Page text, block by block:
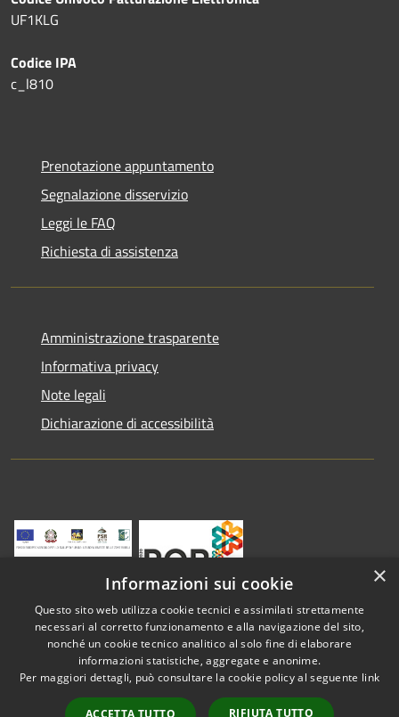
UF1KLG
Codice IPA
c_l810
Prenotazione appuntamento
Segnalazione disservizio
Leggi le FAQ
Richiesta di assistenza
Amministrazione trasparente
Informativa privacy
Note legali
Dichiarazione di accessibilità
Accessibilità
Copyright © 2026 • Comune di
Vestenanova • Powered by
Municipium• Accesso
×
Informazioni sui cookie
Questo sito web utilizza cookie tecnici e assimilati strettamente
necessari al corretto funzionamento e alla navigazione del sito,
nonché un cookie tecnico analitico al solo fine di elaborare
informazioni statistiche, aggregate e anonime.
Per maggiori dettagli, può consultare la cookie policy al seguente link
ACCETTA TUTTO RIFIUTA TUTTO